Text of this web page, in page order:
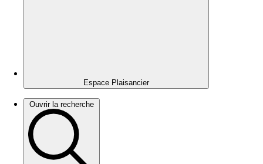
Espace Plaisancier
Ouvrir la recherche